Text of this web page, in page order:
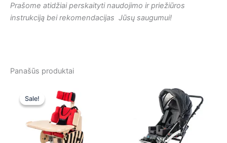
Prašome atidžiai perskaityti naudojimo ir priežiūros
instrukciją bei rekomendacijas Jūsų saugumui!
Panašūs produktai
Sale!
Sale!
price
was:
2695,00 €.